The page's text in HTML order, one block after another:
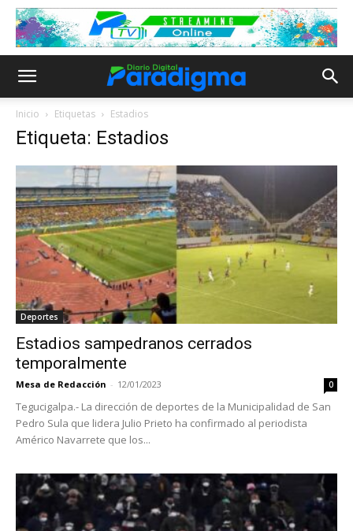
Inicio Etiquetas Estadios
Etiqueta: Estadios
Deportes
Estadios sampedranos cerrados
temporalmente
Mesa de Redacción - 12/01/2023 0
Tegucigalpa.- La dirección de deportes de la Municipalidad de San
Pedro Sula que lidera Julio Prieto ha confirmado al periodista
Américo Navarrete que los...